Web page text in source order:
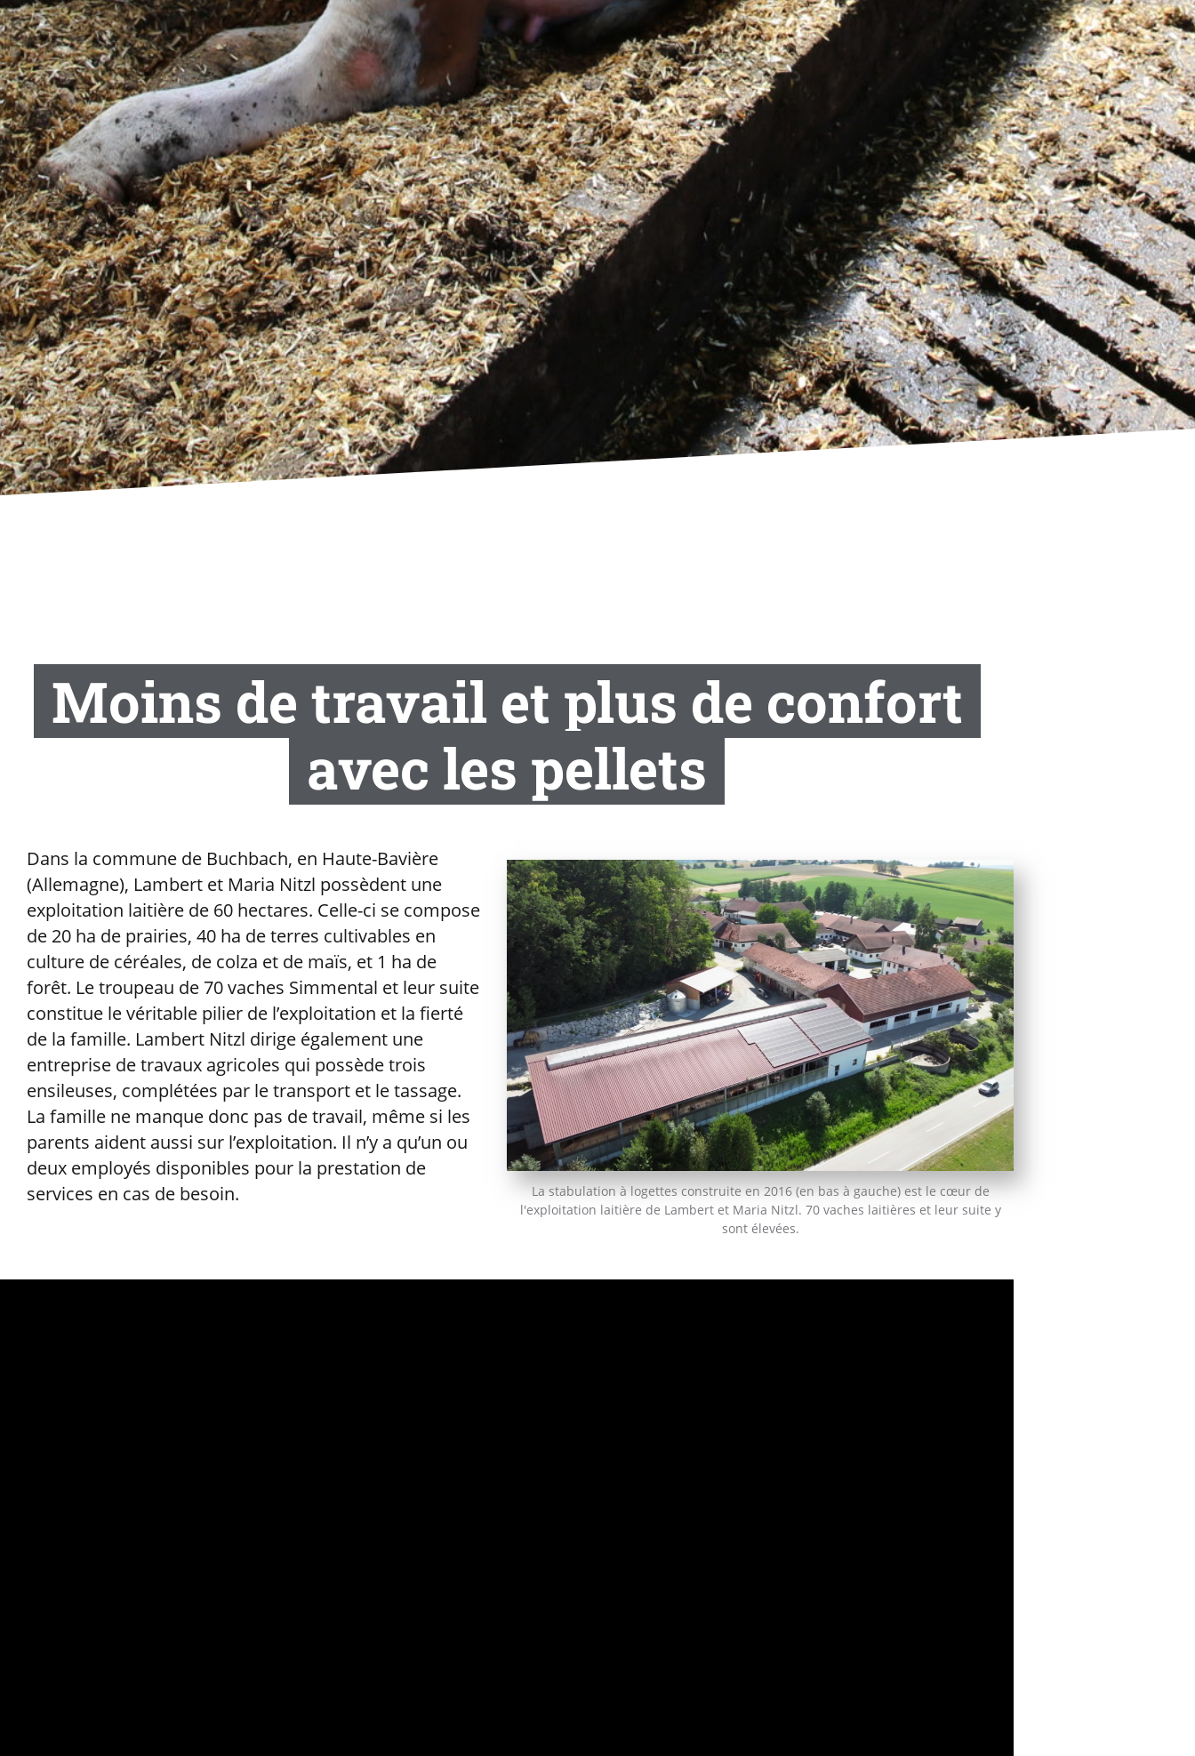
Moins de travail et plus de confort
avec les pellets
Dans la commune de Buchbach, en Haute-Bavière
(Allemagne), Lambert et Maria Nitzl possèdent une
exploitation laitière de 60 hectares. Celle-ci se compose
de 20 ha de prairies, 40 ha de terres cultivables en
culture de céréales, de colza et de maïs, et 1 ha de
forêt. Le troupeau de 70 vaches Simmental et leur suite
constitue le véritable pilier de l’exploitation et la fierté
de la famille. Lambert Nitzl dirige également une
entreprise de travaux agricoles qui possède trois
ensileuses, complétées par le transport et le tassage.
La famille ne manque donc pas de travail, même si les
parents aident aussi sur l’exploitation. Il n’y a qu’un ou
deux employés disponibles pour la prestation de
services en cas de besoin.
La stabulation à logettes construite en 2016 (en bas à gauche) est le cœur de
l'exploitation laitière de Lambert et Maria Nitzl. 70 vaches laitières et leur suite y
sont élevées.